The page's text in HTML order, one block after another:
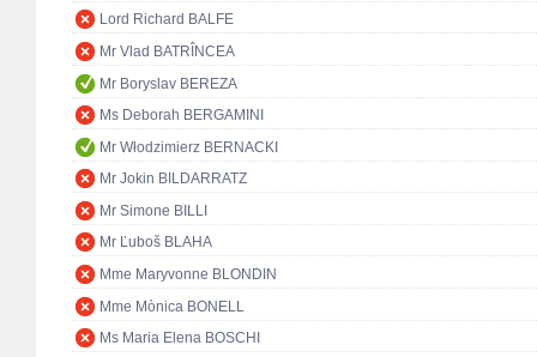
Lord Richard BALFE
Mr Vlad BATRÎNCEA
Mr Boryslav BEREZA
Ms Deborah BERGAMINI
Mr Włodzimierz BERNACKI
Mr Jokin BILDARRATZ
Mr Simone BILLI
Mr Ľuboš BLAHA
Mme Maryvonne BLONDIN
Mme Mònica BONELL
Ms Maria Elena BOSCHI